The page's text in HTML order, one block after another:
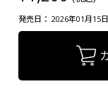
発売日： 2026年01月15